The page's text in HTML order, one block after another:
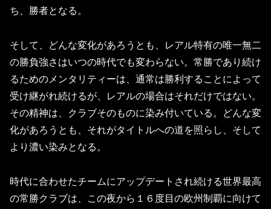
ち、勝者となる。
そして、どんな変化があろうとも、レアル特有の唯一無二
の勝負強さはいつの時代でも変わらない。常勝であり続け
るためのメンタリティーは、通常は勝利することによって
受け継がれ続けるが、レアルの場合はそれだけではない。
その精神は、クラブそのものに染み付いている。どんな変
化があろうとも、それがタイトルへの道を照らし、そして
より濃い染みとなる。
時代に合わせたチームにアップデートされ続ける世界最高
の常勝クラブは、この夜から１６度目の欧州制覇に向けて